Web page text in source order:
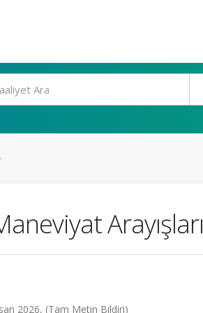
Arayışları
2026, (Tam Metin Bildiri)